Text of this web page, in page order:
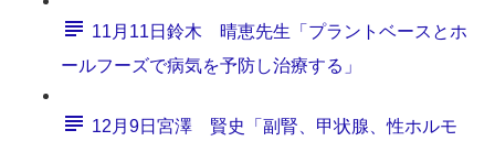
11月11日鈴木 晴恵先生「プラントベースとホ
ールフーズで病気を予防し治療する」
12月9日宮澤 賢史「副腎、甲状腺、性ホルモ